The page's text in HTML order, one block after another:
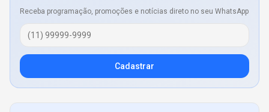
Receba programação, promoções e notícias direto no seu WhatsApp
Cadastrar